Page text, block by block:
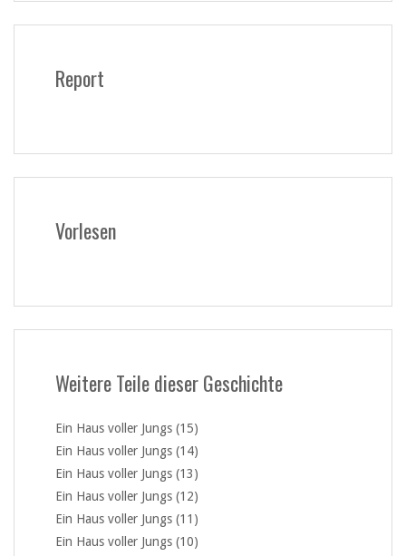
Report
Vorlesen
Weitere Teile dieser Geschichte
Ein Haus voller Jungs (15)
Ein Haus voller Jungs (14)
Ein Haus voller Jungs (13)
Ein Haus voller Jungs (12)
Ein Haus voller Jungs (11)
Ein Haus voller Jungs (10)